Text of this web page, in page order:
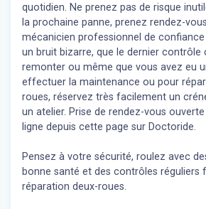
quotidien. Ne prenez pas de risque
la prochaine panne, prenez rendez-
mécanicien professionnel de
un bruit bizarre, que le dernier contrôle
remonter ou même que vous avez eu
effectuer la maintenance ou pour
roues, réservez très facilement un
un atelier. Prise de rendez-vous
ligne depuis cette page sur Doctoride.
Pensez à votre sécurité, roulez avec
bonne santé et des contrôles réguliers
réparation deux-roues.